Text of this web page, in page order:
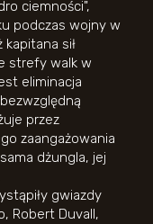
ciemności",
podczas wojny w
sił
strefy walk w
eliminacja
przez
zaangażowania
dżungla, jej
gwiazdy
Robert Duvall,